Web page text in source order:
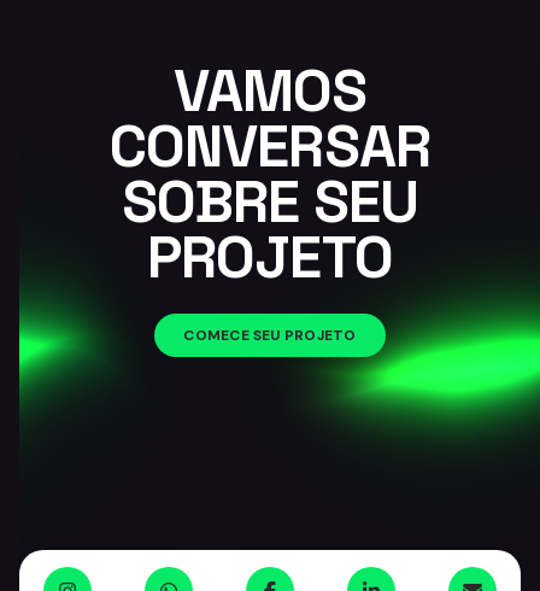
VAMOS
CONVERSAR
SOBRE SEU
PROJETO
COMECE SEU PROJETO